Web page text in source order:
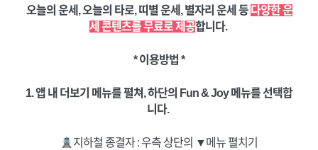
오늘의 운세, 오늘의 타로, 띠별 운세, 별자리 운세 등 다양한 운
세 콘텐츠를 무료로 제공합니다.
* 이용방법 *
1. 앱 내 더보기 메뉴를 펼쳐, 하단의 Fun & Joy 메뉴를 선택합
니다.
지하철 종결자 : 우측 상단의 ▼메뉴 펼치기